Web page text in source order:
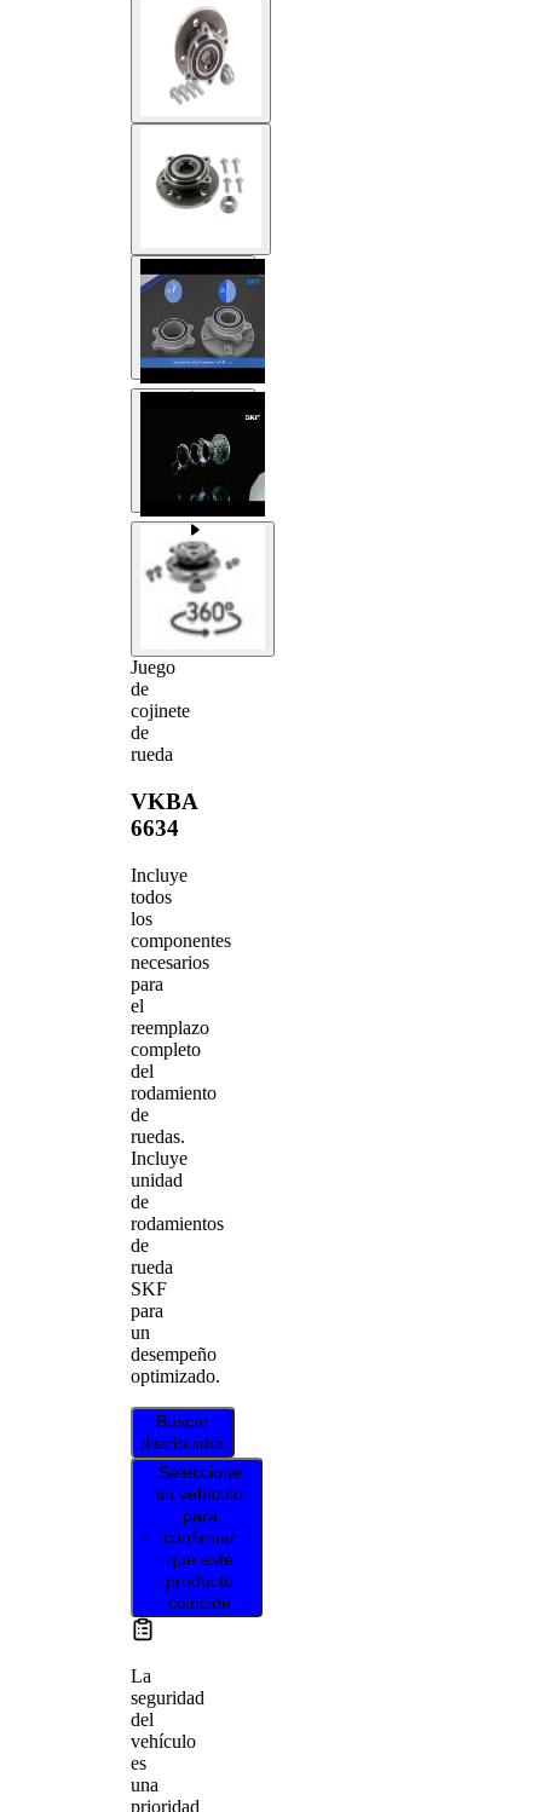
Juego
de
cojinete
de
rueda
VKBA
6634
Incluye
todos
los
componentes
necesarios
para
el
reemplazo
completo
del
rodamiento
de
ruedas.
Incluye
unidad
de
rodamientos
de
rueda
SKF
para
un
desempeño
optimizado.
Buscar
distribuidor
Seleccione
su vehículo
para
confirmar
que este
producto
coincide
La
seguridad
del
vehículo
es
una
prioridad